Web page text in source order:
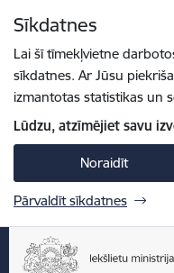
Sīkdatnes
Lai šī tīmekļvietne
sīkdatnes. Ar Jūsu
izmantotas statistikas un
Lūdzu, atzīmējiet savu
Noraidīt
Pārvaldīt sīkdatnes